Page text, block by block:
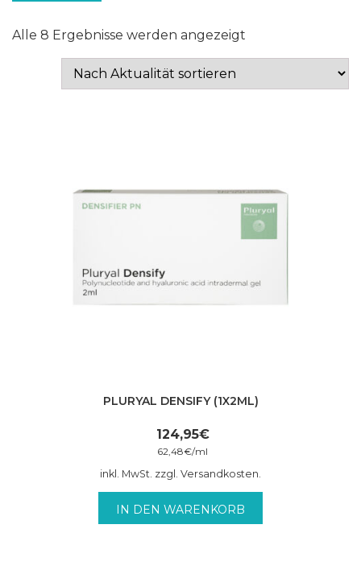
Alle 8 Ergebnisse werden angezeigt
PLURYAL DENSIFY (1X2ML)
124,95€
62,48€/ml
inkl. MwSt. zzgl. Versandkosten.
IN DEN WARENKORB